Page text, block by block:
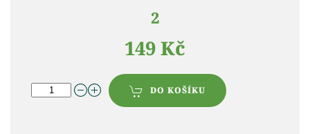
2
149 Kč
DO KOŠÍKU